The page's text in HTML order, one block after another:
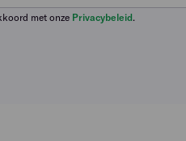
met onze Privacybeleid.